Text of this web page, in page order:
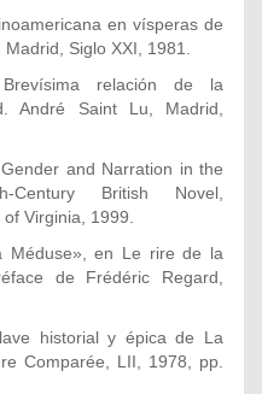
en vísperas de
Siglo XXI, 1981.
relación de la
André Saint Lu, Madrid,
and Narration in the
Century British Novel,
Virginia, 1999.
Méduse», en Le rire de la
de Frédéric Regard,
historial y épica de La
Comparée, LII, 1978, pp.